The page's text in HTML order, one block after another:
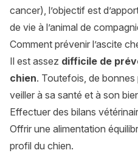
cancer), l’objectif est
de vie à l’animal de
Comment prévenir l’ascite
Il est assez difficile de
chien. Toutefois, de
veiller à sa santé et à son
Effectuer des bilans
Offrir une alimentation
profil du chien.